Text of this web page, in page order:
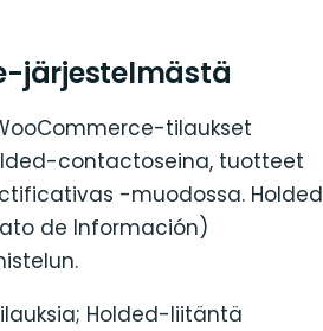
järjestelmästä
tilaukset
contactoseina, tuotteet
-muodossa. Holded
de Información)
Holded-liitäntä